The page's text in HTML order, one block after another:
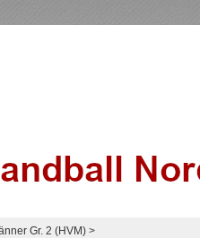
Gr. 2 (HVM) >